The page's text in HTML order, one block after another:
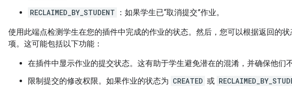
RECLAIMED_BY_STUDENT
：如果学生已“取消提交”作业。
使用此端点检测学生在您的插件中完成的作业的状态。然后，您可以根据返回的
项。这可能包括以下功能：
在插件中显示作业的提交状态。这有助于学生避免潜在的混淆，并确保他们
限制提交的修改权限。如果作业的状态为 CREATED 或